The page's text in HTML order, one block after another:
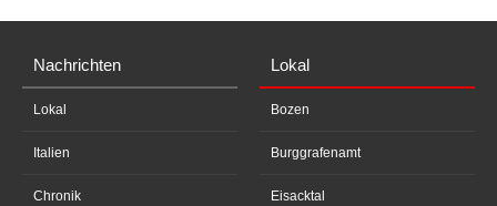
Nachrichten
Lokal
Italien
Chronik
Lokal
Bozen
Burggrafenamt
Eisacktal